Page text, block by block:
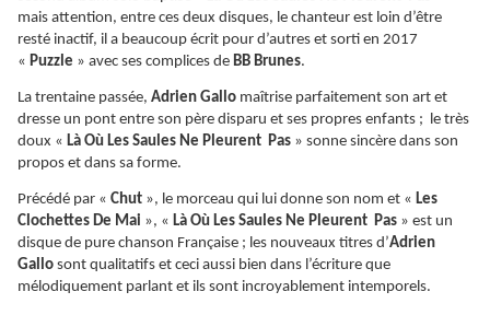
mais attention, entre ces deux disques, le chanteur est loin d’être
resté inactif, il a beaucoup écrit pour d’autres et sorti en 2017
« Puzzle » avec ses complices de BB Brunes.
La trentaine passée, Adrien Gallo maîtrise parfaitement son art et
dresse un pont entre son père disparu et ses propres enfants ; le très
doux « Là Où Les Saules Ne Pleurent Pas » sonne sincère dans son
propos et dans sa forme.
Précédé par « Chut », le morceau qui lui donne son nom et « Les
Clochettes De Mai », « Là Où Les Saules Ne Pleurent Pas » est un
disque de pure chanson Française ; les nouveaux titres d’Adrien
Gallo sont qualitatifs et ceci aussi bien dans l’écriture que
mélodiquement parlant et ils sont incroyablement intemporels.